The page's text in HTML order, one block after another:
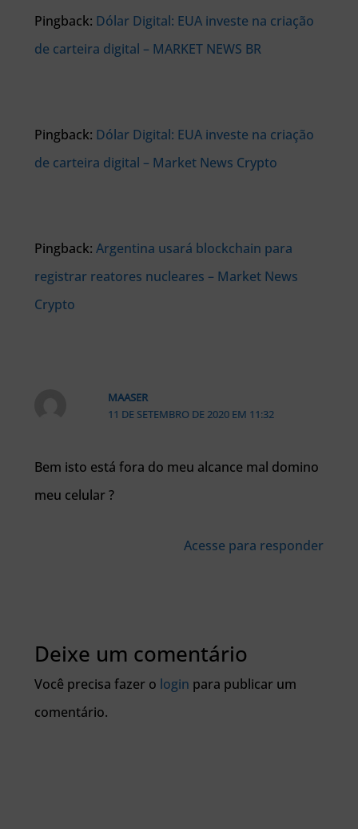
Pingback: Dólar Digital: EUA investe na criação
de carteira digital – MARKET NEWS BR
Pingback: Dólar Digital: EUA investe na criação
de carteira digital – Market News Crypto
Pingback: Argentina usará blockchain para
registrar reatores nucleares – Market News
Crypto
MAASER
11 DE SETEMBRO DE 2020 EM 11:32
Bem isto está fora do meu alcance mal domino
meu celular ?
Acesse para responder
Deixe um comentário
Você precisa fazer o login para publicar um
comentário.